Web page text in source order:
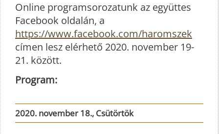
Online programsorozatunk az együttes
Facebook oldalán, a
https://www.facebook.com/haromszek
címen lesz elérhető 2020. november 19-
21. között.
Program:
2020. november 18., Csütörtök